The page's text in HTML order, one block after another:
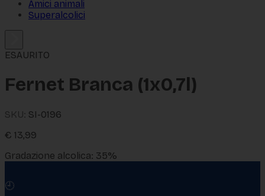
Amici animali
Superalcolici
ESAURITO
Fernet Branca (1x0,7l)
SKU: SI-0196
€ 13,99
Gradazione alcolica: 35%
🕘